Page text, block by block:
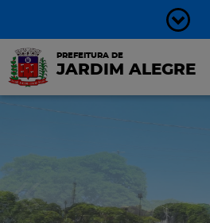
PREFEITURA DE
JARDIM ALEGRE